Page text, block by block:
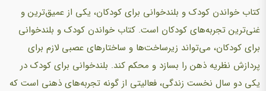
کتاب خواندن کودک و بلندخوانی برای کودکان، یکی از عمیق‌ترین و
غنی‌ترین تجربه‌های کودکان است. کتاب خواندن کودک و بلندخوانی
برای کودکان، می‌تواند زیرساخت‌ها و ساختارهای عصبی لازم برای
پردازش نظریه ذهن را بسازد و محکم کند. بلندخوانی برای کودک در
یکی دو سال نخست زندگی، فعالیتی از گونه تجربه‌های ذهنی است که